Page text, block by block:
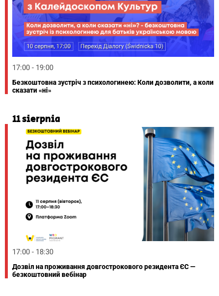
17:00 - 19:00
Безкоштовна зустріч з психологинею: Коли дозволити, а коли
сказати «ні»
11 sierpnia
17:00 - 18:30
Дозвіл на проживання довгострокового резидента ЄС —
безкоштовний вебінар